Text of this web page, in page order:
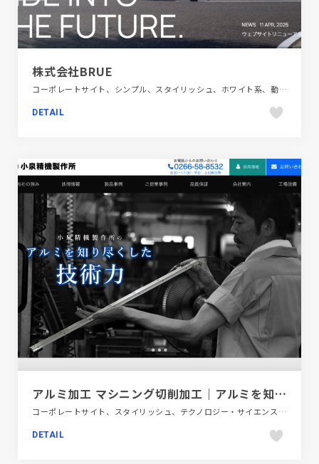
株式会社BRUE
コーポレートサイト、シンプル、スタイリッシュ、ホワイト系、動画が流れる、自動車・乗り物・交通
DETAIL
アルミ加工 マシニング切削加工｜アルミを知り尽くした技術力｜小泉精機製作所
コーポレートサイト、スタイリッシュ、テクノロジー・サイエンス、ブルー系、大きめ写真
DETAIL